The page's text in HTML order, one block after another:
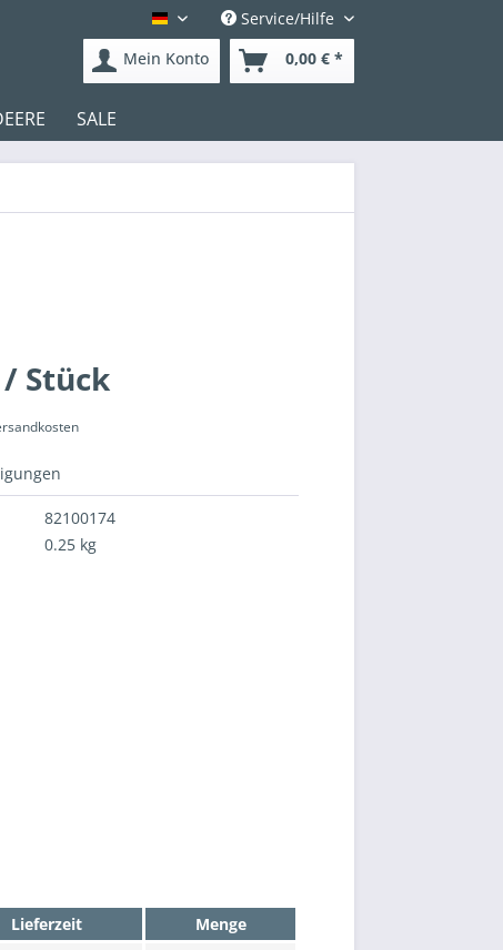
Deutsch Service/Hilfe
Mein Konto
0,00 € *
SALE
/ Stück
82100174
0.25 kg
Lieferzeit Menge